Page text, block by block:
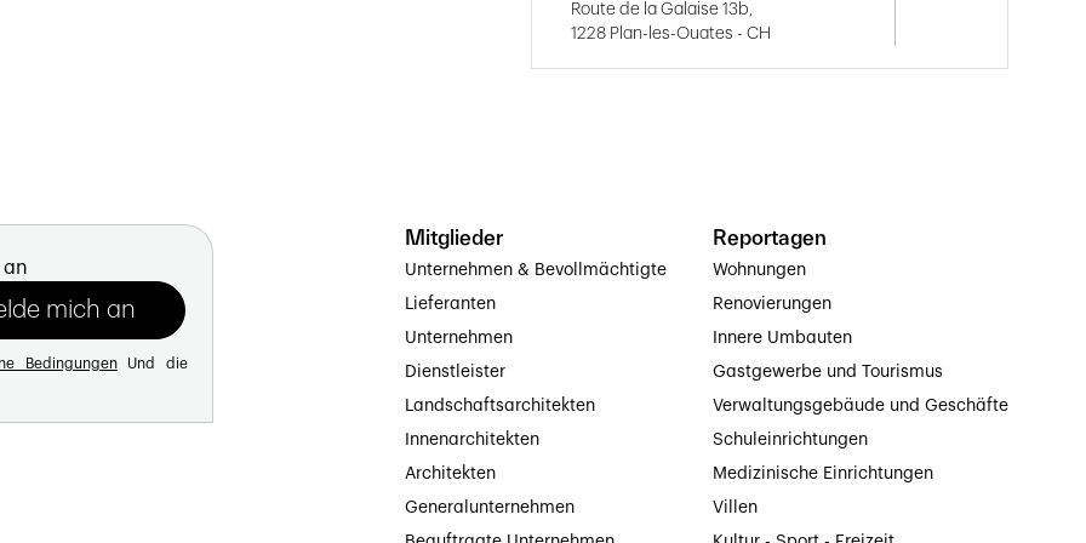
Route de la Galaise 13b,
1228 Plan-les-Ouates - CH
an
BedingungenUnd die
Mitglieder
Unternehmen & Bevollmächtigte
Lieferanten
Unternehmen
Dienstleister
Landschaftsarchitekten
Innenarchitekten
Architekten
Generalunternehmen
Reportagen
Wohnungen
Renovierungen
Innere Umbauten
Gastgewerbe und Tourismus
Verwaltungsgebäude und Geschäfte
Schuleinrichtungen
Medizinische Einrichtungen
Villen